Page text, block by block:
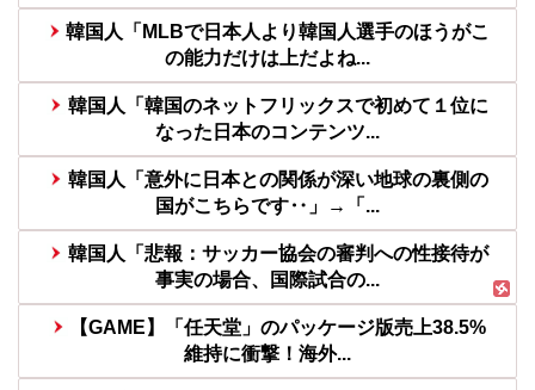
韓国人「MLBで日本人より韓国人選手のほうがこ
の能力だけは上だよね...
韓国人「韓国のネットフリックスで初めて１位に
なった日本のコンテンツ...
韓国人「意外に日本との関係が深い地球の裏側の
国がこちらです‥」→「...
韓国人「悲報：サッカー協会の審判への性接待が
事実の場合、国際試合の...
【GAME】「任天堂」のパッケージ版売上38.5%
維持に衝撃！海外...